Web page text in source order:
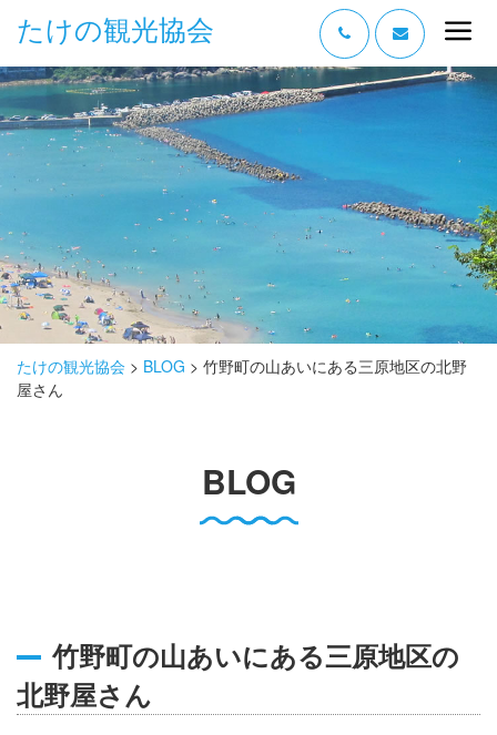
たけの観光協会
“たけの” の魅力
過ごし方
みどころ
泊まる
おみやげ
グルメ
Q O
たけの観光協会 > BLOG > 竹野町の山あいにある三原地区の北野
屋さん
BLOG
竹野町の山あいにある三原地区の
北野屋さん